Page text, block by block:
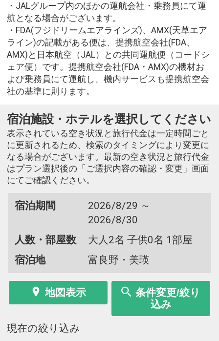
・JALグループ内のほかの運航会社・乗務員にて運
航となる場合がございます。
・FDA(フジドリームエアラインズ)、AMX(天草エア
ライン)の記載がある便は、提携航空会社(FDA、
AMX)と日本航空（JAL）との共同運航便（コードシ
ェア便）です。提携航空会社(FDA・AMX)の機材お
よび乗務員にて運航し、機内サービスも提携航空会
社の基準に則ります。
宿泊施設・ホテルを選択してください
表示されている空き状況と旅行代金は一定時間ごと
に更新されるため、検索のタイミングにより変更に
なる場合がございます。最新の空き状況と旅行代金
はプラン選択後の「ご選択内容の確認・変更」画面
にてご確認ください。
宿泊期間
2026/8/29 ～
2026/8/30
人数・部屋数
大人2名 子供0名 1部屋
宿泊地
富良野・美瑛
地図表示
条件変更/絞り
込み
現在の絞り込み